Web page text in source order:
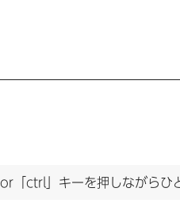
「ctrl」キーを押しながらひ